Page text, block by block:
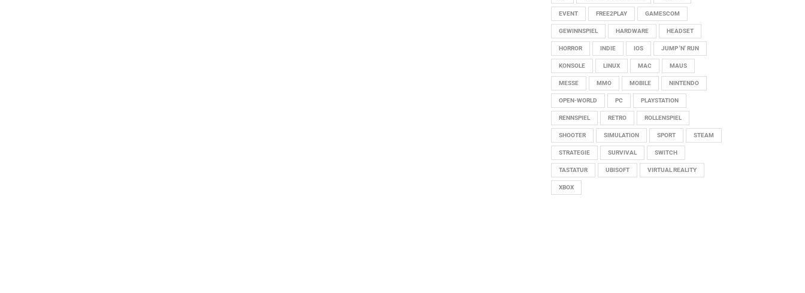
EVENT FREE2PLAY GAMESCOM
GEWINNSPIEL HARDWARE HEADSET
HORROR INDIE IOS JUMP 'N' RUN
KONSOLE LINUX MAC MAUS
MESSE MMO MOBILE NINTENDO
OPEN-WORLD PC PLAYSTATION
RENNSPIEL RETRO ROLLENSPIEL
SHOOTER SIMULATION SPORT STEAM
STRATEGIE SURVIVAL SWITCH
TASTATUR UBISOFT VIRTUAL REALITY
XBOX